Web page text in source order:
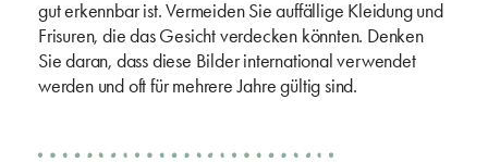
gut erkennbar ist. Vermeiden Sie auffällige Kleidung und
Frisuren, die das Gesicht verdecken könnten. Denken
Sie daran, dass diese Bilder international verwendet
werden und oft für mehrere Jahre gültig sind.